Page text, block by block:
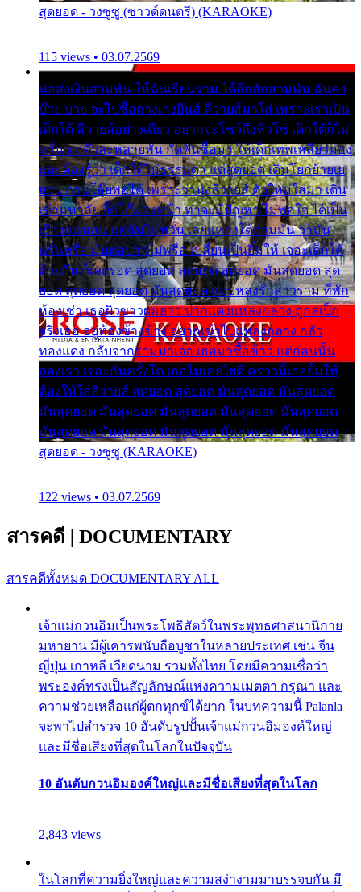
สุดยอด - วงซูซู (ซาวด์ดนตรี) (KARAOKE)
115 views • 03.07.2569
พ่อส่งเงินสามพัน ให้ฉันเรียนราม ได้อีกสักสามพัน ฉันคง
บ๊าย บาย จะไปซื้อกางเกงยีนส์ ลีวายส์มาใส่ เพราะเราเป็น
เด็กใต้ ลีวายส์อย่างเดียว อยากจะโชว์ถึงหิวโซ เด็กใต้ก็ไม่
หวั่น ตกตัวละหลายพัน กัดฟันซื้อมา ให้เด็กเทพเหลียวมอง
และต้องรู้ว่า เด็กใต้ไม่ธรรมดา แต่สุดยอด เดินโยกย้ายเย
ยวน กวนโอ๊ยพอได้ เพราะว่านุ่งลีวายส์ ตัวใหม่ใส่มา เดิน
เข้ามหาลัย จิ๊กโก๊มองหน้า ท่าจะมีปัญหา ไม่พอใจ ได้เป็น
เรื่องแน่นอน แต่ฉันไม่หวั่น เลยแหลงใต้ถามมัน ว่ามัน
พรั่นพรือ มันตอบว่าไม่พรื่อ เปลี่ยนเป็นยิ้มให้ เจอะเด็กใต้
ด้วยกัน ก็เลยรอด สุดยอด สุดยอด สุดยอด มันสุดยอด สุด
ยอด สุดยอด สุดยอด มันสุดยอด แอบหลงรักสาวราม ที่พัก
ห้องเช่า เธอผิวขาวผมยาว ปากแดงแหลงกลาง ถูกสเป็ก
จริงเธอ อยู่ห้องข้างข้าง อยากเข้าไปแหลงกลาง กลัว
ทองแดง กลับจากรามมาเจอ เธอมาซื้อข้าว แต่ก่อนนั้น
สองเรา เจอะกันครั้งใด เธอไม่เคยไยดี คราวนี้เธอยิ้มให้
ต้องให้ใส่ลีวายส์ สุดยอด สุดยอด มันสุดยอด มันสุดยอด
มันสุดยอด มันสุดยอด มันสุดยอด มันสุดยอด มันสุดยอด
มันสุดยอด มันสุดยอด มันสุดยอด มันสุดยอด มันสุดยอด
สุดยอด - วงซูซู (KARAOKE)
122 views • 03.07.2569
สารคดี | DOCUMENTARY
สารคดีทั้งหมด DOCUMENTARY ALL
เจ้าแม่กวนอิมเป็นพระโพธิสัตว์ในพระพุทธศาสนานิกาย
มหายาน มีผู้เคารพนับถือบูชาในหลายประเทศ เช่น จีน
ญี่ปุ่น เกาหลี เวียดนาม รวมทั้งไทย โดยมีความเชื่อว่า
พระองค์ทรงเป็นสัญลักษณ์แห่งความเมตตา กรุณา และ
ความช่วยเหลือแก่ผู้ตกทุกข์ได้ยาก ในบทความนี้ Palanla
จะพาไปสำรวจ 10 อันดับรูปปั้นเจ้าแม่กวนอิมองค์ใหญ่
และมีชื่อเสียงที่สุดในโลกในปัจจุบัน
10 อันดับกวนอิมองค์ใหญ่และมีชื่อเสียงที่สุดในโลก
2,843 views
ในโลกที่ความยิ่งใหญ่และความสง่างามมาบรรจบกัน มี